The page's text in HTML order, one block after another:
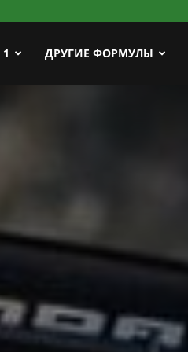
ДРУГИЕ ФОРМУЛЫ